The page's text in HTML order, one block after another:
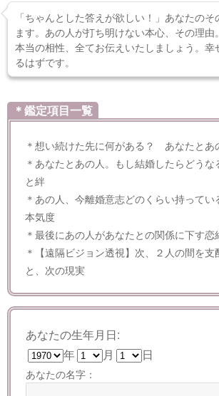
「ちゃんとした答えが欲しい！」あなたのそ
ます。あの人が打ち明けない本心、その理
本当の相性、全てお伝えいたしましょう。
るはずです。
＊鑑定項目一覧
＊想い続けた先に何がある？ あなたとあ
＊あなたとあの人。もし結婚したらどう
と絆
＊あの人、今離婚意志どのくらい持って
本気度
＊最後にあの人があなたとの関係に下す恋
＊【遠隔ビジョン透視】次、２人の間を
と、次の現実
あなたの生年月日:
年
月 日
あなたの名字：